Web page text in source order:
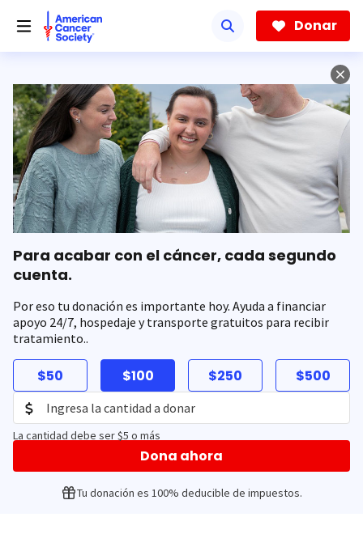
hacia
contenido
Donar
Para acabar con el cáncer, cada segundo
cuenta.
Por eso tu donación es importante hoy. Ayuda a financiar
apoyo 24/7, hospedaje y transporte gratuitos para recibir
tratamiento..
$50 $100 $250 $500
La cantidad debe ser $5 o más
Dona ahora
Tu donación es 100% deducible de impuestos.